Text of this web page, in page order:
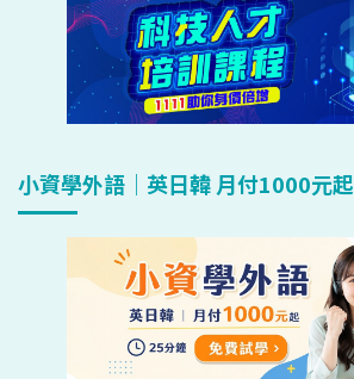
小資學外語｜英日韓 月付1000元起